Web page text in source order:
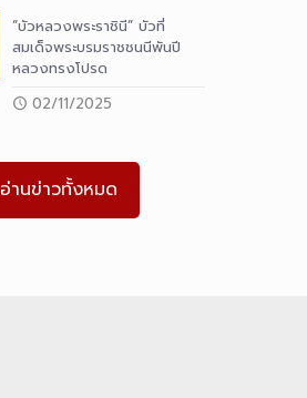
“บัวหลวงพระราชินี” บัวที่
สมเด็จพระบรมราชชนนีพันปี
หลวงทรงโปรด
02/11/2025
อ่านข่าวทั้งหมด